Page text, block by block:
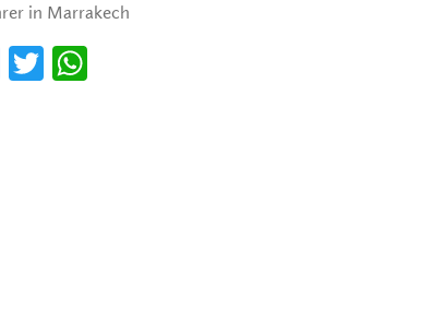
in Marrakech
FacebookTwitter